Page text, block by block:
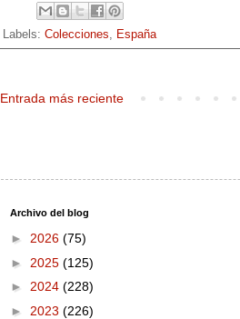
Labels: Colecciones España
Entrada más reciente
Archivo del blog
► 2026 (75)
► 2025 (125)
► 2024 (228)
► 2023 (226)